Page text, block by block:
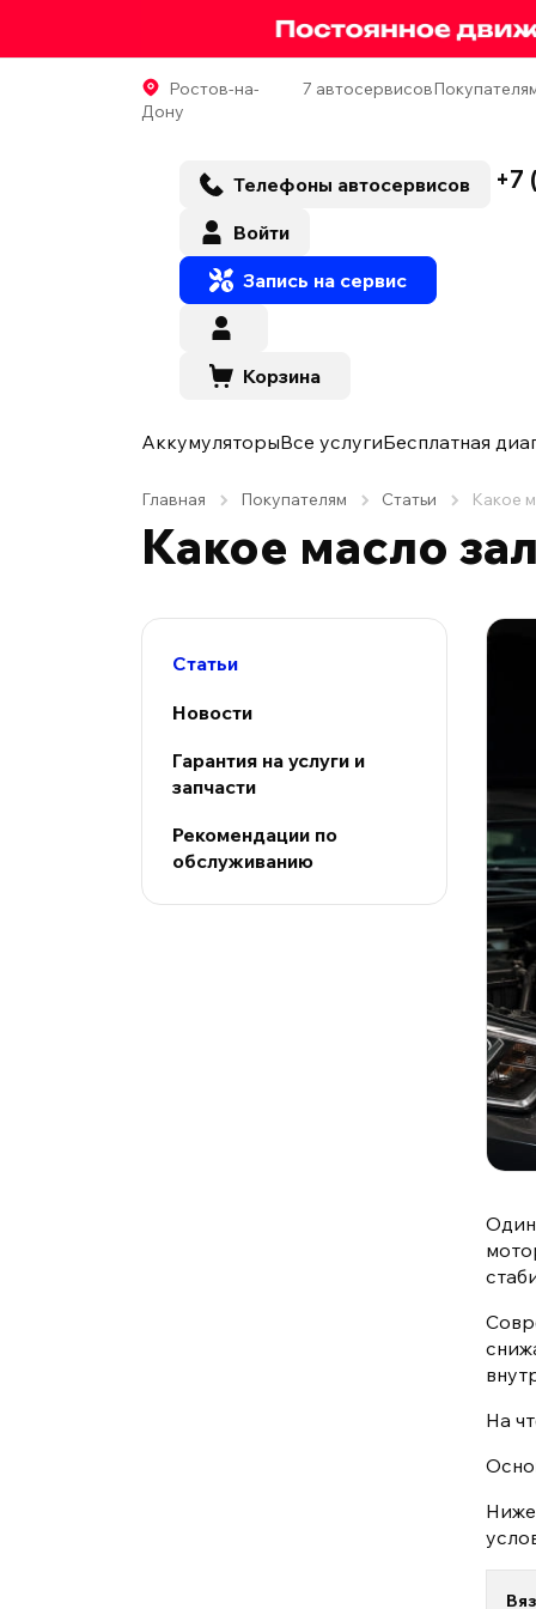
Ростов-на-
Дону
7 автосервисов
Телефоны автосервисов +7
Войти
Запись на сервис
Корзина
АккумуляторыВсе услугиБесплатная
Главная Покупателям Статьи Какое
Какое масло
Статьи
Новости
Гарантия на услуги и
запчасти
Рекомендации по
обслуживанию
Один
На
Ниже